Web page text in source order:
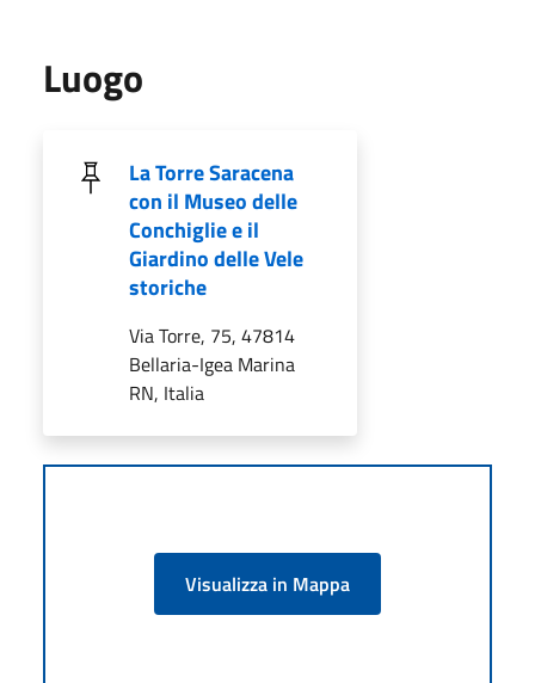
Luogo
La Torre Saracena
con il Museo delle
Conchiglie e il
Giardino delle Vele
storiche
Via Torre, 75, 47814
Bellaria-Igea Marina
RN, Italia
Visualizza in Mappa